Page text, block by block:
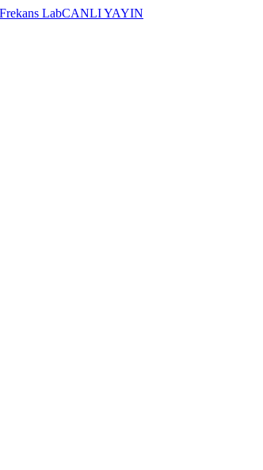
Frekans LabCANLI YAYIN